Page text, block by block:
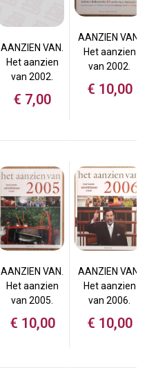
AANZIEN VAN.
Het aanzien
van 2002.
€ 7,00
AANZIEN VAN.
Het aanzien
van 2002.
€ 10,00
AANZIEN VAN.
Het aanzien
van 2005.
€ 10,00
AANZIEN VAN.
Het aanzien
van 2006.
€ 10,00